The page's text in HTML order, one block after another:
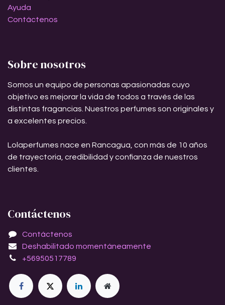
Ayuda
Contáctenos
Sobre nosotros
Somos un equipo de personas apasionadas cuyo
objetivo es mejorar la vida de todos a través de las
distintas fragancias. Nuestros perfumes son originales y
a excelentes precios.
Lolaperfumes nace en Rancagua, con más de 10 años
de trayectoria, credibilidad y confianza de nuestros
clientes.
Contáctenos
Contáctenos
Deshabilitado momentáneamente
+56950517789